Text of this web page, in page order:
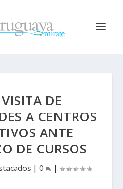
DE
A CENTROS
ANTE
DE CURSOS
| 0 |